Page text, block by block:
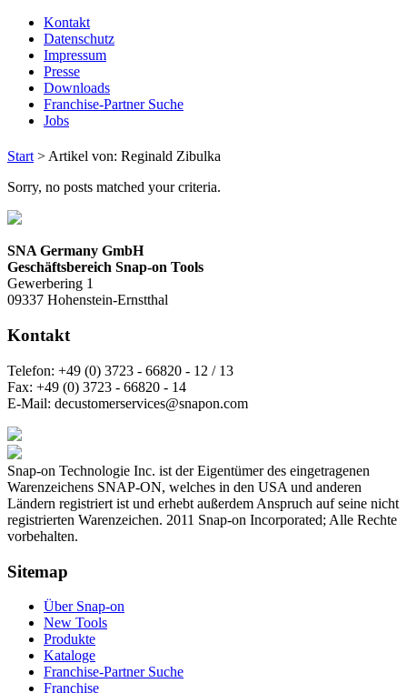
Kontakt
Datenschutz
Impressum
Presse
Downloads
Franchise-Partner Suche
Jobs
Start>Artikel von: Reginald Zibulka
Sorry, no posts matched your criteria.
SNA Germany GmbH
Geschäftsbereich Snap-on Tools
Gewerbering 1
09337 Hohenstein-Ernstthal
Kontakt
Telefon: +49 (0) 3723 - 66820 - 12 / 13
Fax: +49 (0) 3723 - 66820 - 14
E-Mail: decustomerservices@snapon.com
Snap-on Technologie Inc. ist der Eigentümer des eingetragenen
Warenzeichens SNAP-ON, welches in den USA und anderen
Ländern registriert ist und erhebt außerdem Anspruch auf seine nicht
registrierten Warenzeichen. 2011 Snap-on Incorporated; Alle Rechte
vorbehalten.
Sitemap
Über Snap-on
New Tools
Produkte
Kataloge
Franchise-Partner Suche
Franchise